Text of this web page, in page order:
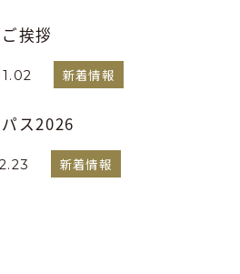
挨拶
新着情報
ス2026
新着情報